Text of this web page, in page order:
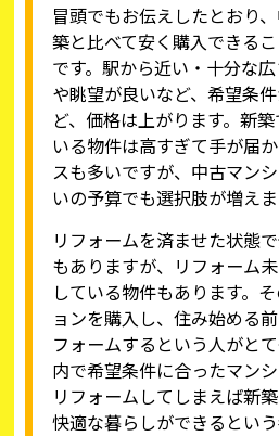
冒頭でもお伝えしたとおり
築と比べて安く購入できる
です。駅から近い・十分な
や眺望が良いなど、希望条
ど、価格は上がります。新
いる物件は高すぎて手が届
スも多いですが、中古マン
いの予算でも選択肢が増えま
リフォームを済ませた状態
もありますが、リフォーム
している物件もあります。
ョンを購入し、住み始める
フォームするという人がと
内で希望条件に合ったマンシ
リフォームしてしまえば新
快適な暮らしができるという